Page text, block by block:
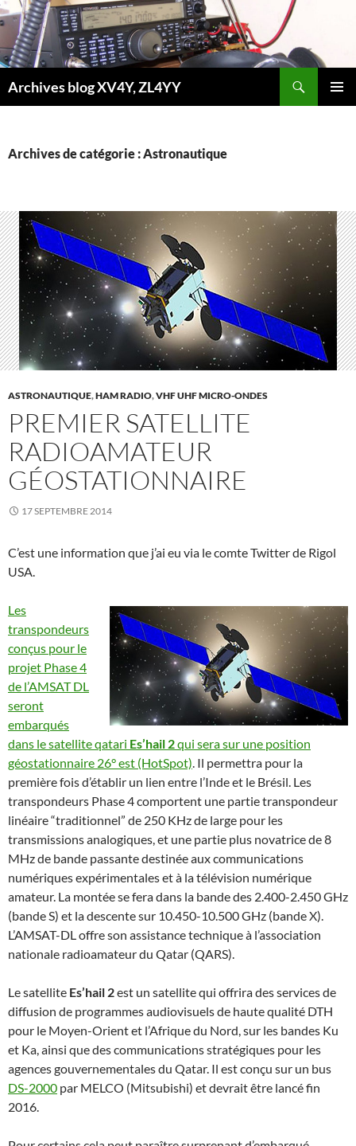
Aller
au
contenu
Archives blog XV4Y, ZL4YY
Archives de catégorie : Astronautique
ASTRONAUTIQUE,HAM RADIO,VHF UHF MICRO-ONDES
PREMIER SATELLITE
RADIOAMATEUR
GÉOSTATIONNAIRE
17 SEPTEMBRE 2014
C’est une information que j’ai eu via le comte Twitter de Rigol
USA.
Les
transpondeurs
conçus pour le
projet Phase 4
de l’AMSAT DL
seront
embarqués
dans le satellite qatari Es’hail 2qui sera sur une position
géostationnaire 26° est (HotSpot). Il permettra pour la
première fois d’établir un lien entre l’Inde et le Brésil. Les
transpondeurs Phase 4 comportent une partie transpondeur
linéaire “traditionnel” de 250 KHz de large pour les
transmissions analogiques, et une partie plus novatrice de 8
MHz de bande passante destinée aux communications
numériques expérimentales et à la télévision numérique
amateur. La montée se fera dans la bande des 2.400-2.450 GHz
(bande S) et la descente sur 10.450-10.500 GHz (bande X).
L’AMSAT-DL offre son assistance technique à l’association
nationale radioamateur du Qatar (QARS).
Le satellite Es’hail 2est un satellite qui offrira des services de
diffusion de programmes audiovisuels de haute qualité DTH
pour le Moyen-Orient et l’Afrique du Nord, sur les bandes Ku
et Ka, ainsi que des communications stratégiques pour les
agences gouvernementales du Qatar. Il est conçu sur un bus
DS-2000 par MELCO (Mitsubishi) et devrait être lancé fin
2016.